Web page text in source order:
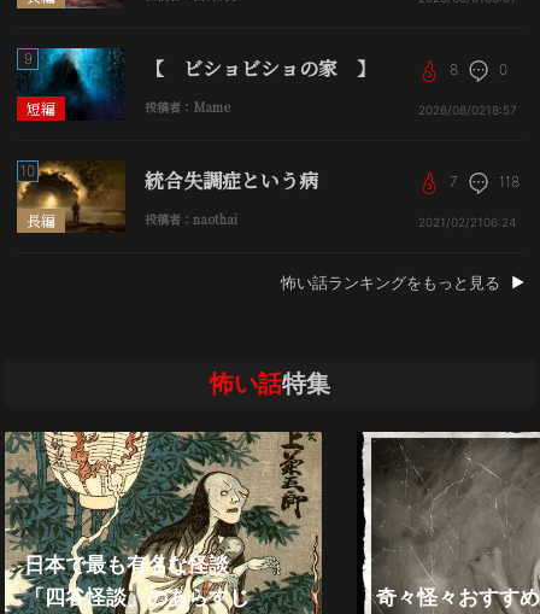
短編
9 【 ビショビショの家 】
投稿者：Mame
8 0
2026/08/0218:57
長編
10 統合失調症という病
投稿者：naothai
7 118
2021/02/21 06:24
怖い話ランキングをもっと見る
怖い話特集
日本で最も有名な怪談
「四谷怪談」のあらすじ
奇々怪々おすす